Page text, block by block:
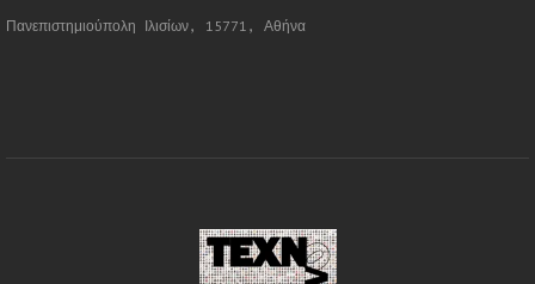
Πανεπιστημιούπολη Ιλισίων, 15771, Αθήνα